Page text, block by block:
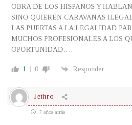
OBRA DE LOS HISPANOS Y
SINO QUIEREN CARAVANAS
LAS PUERTAS A LA LEGALIDAD
MUCHOS PROFESIONALES A LOS
OPORTUNIDAD….
1 0 Responder
Jethro
7 años atrás